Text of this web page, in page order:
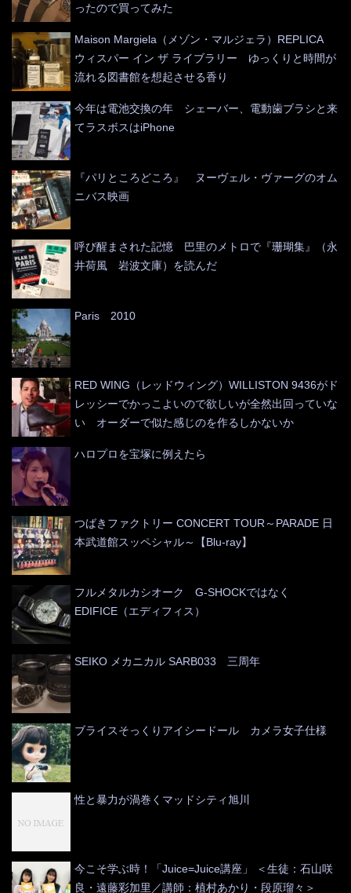
ったので買ってみた
Maison Margiela（メゾン・マルジェラ）REPLICA
ウィスパー イン ザ ライブラリー ゆっくりと時間が
流れる図書館を想起させる香り
今年は電池交換の年 シェーバー、電動歯ブラシと来
てラスボスはiPhone
『パリところどころ』 ヌーヴェル・ヴァーグのオム
ニバス映画
呼び醒まされた記憶 巴里のメトロで『珊瑚集』（永
井荷風 岩波文庫）を読んだ
Paris 2010
RED WING（レッドウィング）WILLISTON 9436がド
レッシーでかっこよいので欲しいが全然出回っていな
い オーダーで似た感じのを作るしかないか
ハロプロを宝塚に例えたら
つばきファクトリー CONCERT TOUR～PARADE 日
本武道館スッペシャル～【Blu-ray】
フルメタルカシオーク G-SHOCKではなく
EDIFICE（エディフィス）
SEIKO メカニカル SARB033 三周年
ブライスそっくりアイシードール カメラ女子仕様
性と暴力が渦巻くマッドシティ旭川
今こそ学ぶ時！「Juice=Juice講座」 ＜生徒：石山咲
良・遠藤彩加里／講師：植村あかり・段原瑠々＞